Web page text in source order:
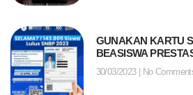
GUNAKAN KARTU
BEASISWA
30/03/2023 No